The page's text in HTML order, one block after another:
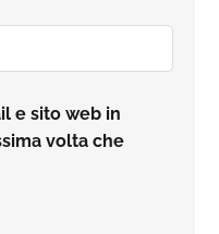
e sito web in
volta che